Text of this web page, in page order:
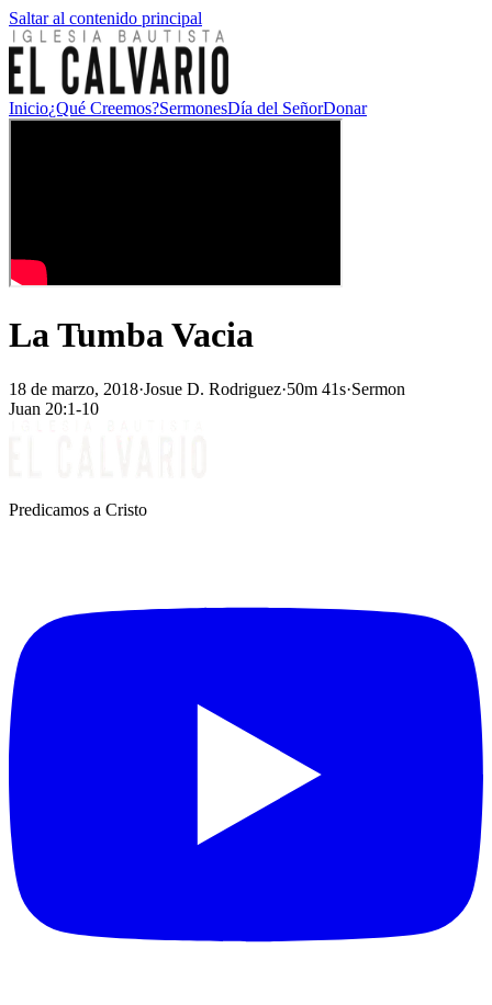
Saltar al contenido principal
Inicio¿Qué Creemos?SermonesDía del SeñorDonar
La Tumba Vacia
18 de marzo, 2018·Josue D. Rodriguez·50m 41s·Sermon
Juan 20:1-10
Predicamos a Cristo